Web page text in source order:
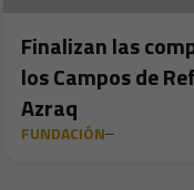
Finalizan las
los Campos de
Azraq
FUNDACIÓN